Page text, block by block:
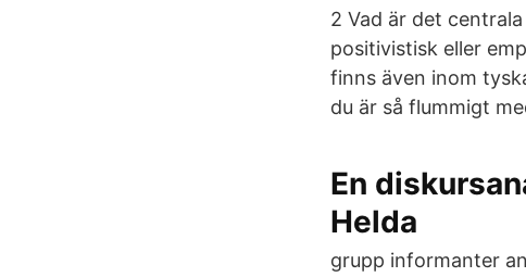
2 Vad är det
positivistisk eller
finns även inom
du är så flummigt
En
Helda
grupp informanter